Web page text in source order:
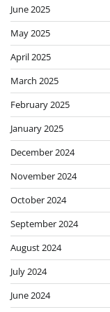
June 2025
May 2025
April 2025
March 2025
February 2025
January 2025
December 2024
November 2024
October 2024
September 2024
August 2024
July 2024
June 2024